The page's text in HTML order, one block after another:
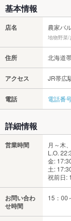
基本情報
店名 農家バ
地物野菜/
住所 北海道
アクセス JR帯広
電話 電話番
詳細情報
営業時間
月～木
L.O.
金:
土:
祝前日:
お問い合わ
せ時間
15：00